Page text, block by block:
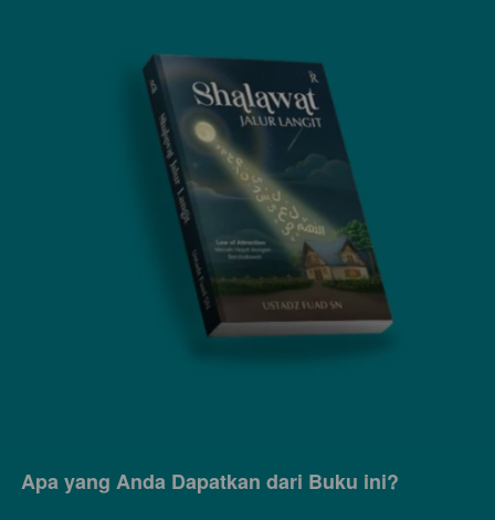
Apa yang Anda Dapatkan dari Buku ini?